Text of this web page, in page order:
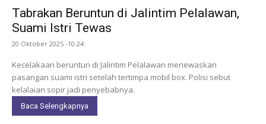
Tabrakan Beruntun di Jalintim Pelalawan,
Suami Istri Tewas
20 Oktober 2025 -10:24
Kecelakaan beruntun di Jalintim Pelalawan menewaskan
pasangan suami istri setelah tertimpa mobil box. Polisi sebut
kelalaian sopir jadi penyebabnya.
Baca Selengkapnya